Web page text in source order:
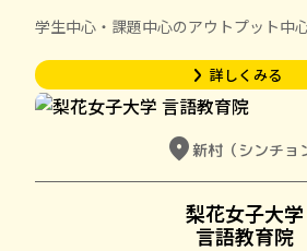
学生中心・課題中心のアウトプット中
arrow_forward_ios 詳しくみる
location_on新村（シンチョ
梨花女子大学
言語教育院